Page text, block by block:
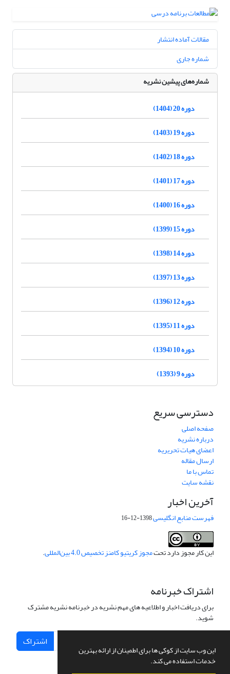
این وب سایت از کوکی ها برای اطمینان از ارائه بهترین
خدمات استفاده می کند.
مقالات آماده انتشار
شماره جاری
شماره‌های پیشین نشریه
دوره 20 (1404)
دوره 19 (1403)
دوره 18 (1402)
دوره 17 (1401)
دوره 16 (1400)
دوره 15 (1399)
دوره 14 (1398)
دوره 13 (1397)
دوره 12 (1396)
دوره 11 (1395)
دوره 10 (1394)
دوره 9 (1393)
دسترسی سریع
صفحه اصلی
درباره نشریه
اعضای هیات تحریریه
ارسال مقاله
تماس با ما
نقشه سایت
آخرین اخبار
فهرست منابع انگلیسی1398-12-16
این کار مجوز دارد تحتمجوز کریتیو کامنز تخصیص 4.0 بین‌المللی .
اشتراک خبرنامه
برای دریافت اخبار و اطلاعیه های مهم نشریه در خبرنامه نشریه مشترک
شوید.
اشتراک